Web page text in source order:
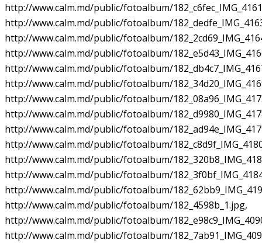
http://www.calm.md/public/fotoalbum/
http://www.calm.md/public/fotoalbum/
http://www.calm.md/public/fotoalbum/
http://www.calm.md/public/fotoalbum/
http://www.calm.md/public/fotoalbum/
http://www.calm.md/public/fotoalbum/
http://www.calm.md/public/fotoalbum/
http://www.calm.md/public/fotoalbum/
http://www.calm.md/public/fotoalbum/
http://www.calm.md/public/fotoalbum/
http://www.calm.md/public/fotoalbum/
http://www.calm.md/public/fotoalbum/
http://www.calm.md/public/fotoalbum/
http://www.calm.md/public/fotoalbum/182_4598b_1.jpg,
http://www.calm.md/public/fotoalbum/
http://www.calm.md/public/fotoalbum/